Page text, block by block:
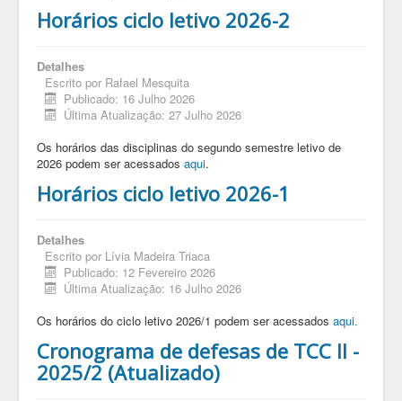
Horários ciclo letivo 2026-2
Detalhes
Escrito por Rafael Mesquita
Publicado: 16 Julho 2026
Última Atualização: 27 Julho 2026
Os horários das disciplinas do segundo semestre letivo de
2026 podem ser acessados aqui.
Horários ciclo letivo 2026-1
Detalhes
Escrito por Lívia Madeira Triaca
Publicado: 12 Fevereiro 2026
Última Atualização: 16 Julho 2026
Os horários do ciclo letivo 2026/1 podem ser acessados aqui.
Cronograma de defesas de TCC II -
2025/2 (Atualizado)